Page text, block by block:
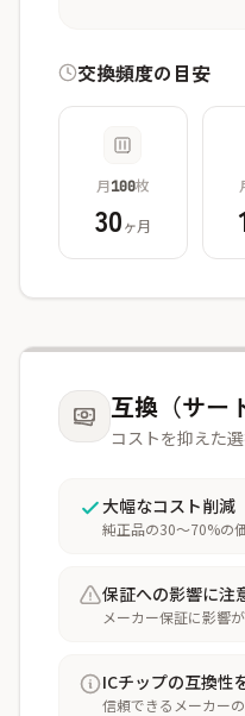
交換頻度の目安
月100枚
30ヶ月
互換（サー
コストを抑えた
大幅なコスト削減
純正品の30〜70%の
保証への影響に注
メーカー保証に影響
ICチップの互換性
信頼できるメーカー